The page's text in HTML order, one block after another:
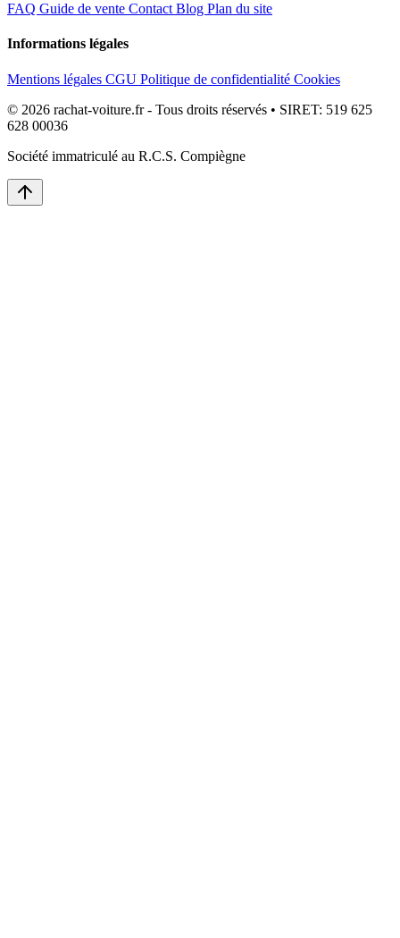
FAQ Guide de vente Contact Blog Plan du site
Informations légales
Mentions légales CGU Politique de confidentialité Cookies
© 2026 rachat-voiture.fr - Tous droits réservés • SIRET: 519 625
628 00036
Société immatriculé au R.C.S. Compiègne